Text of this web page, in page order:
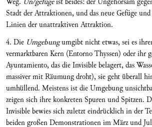
Stadt der Attraktionen, und das neue Gefüge
Linien der unattraktiven Attraktion.
4. Die Umgebungumgibt nicht etwas, sei es
vermarktbaren Kern (Entorno Thyssen) oder ihr
Ayuntamiento, das die Invisible belagert, das
massiver mit Räumung droht), sie geht überall
umhüllend. Meistens ist die Umgebung
zeigen sich ihre konkreten Spuren und Spitzen.
Invisible bewies sich zuletzt eindrücklich in der
beiden großen Demonstrationen im März und